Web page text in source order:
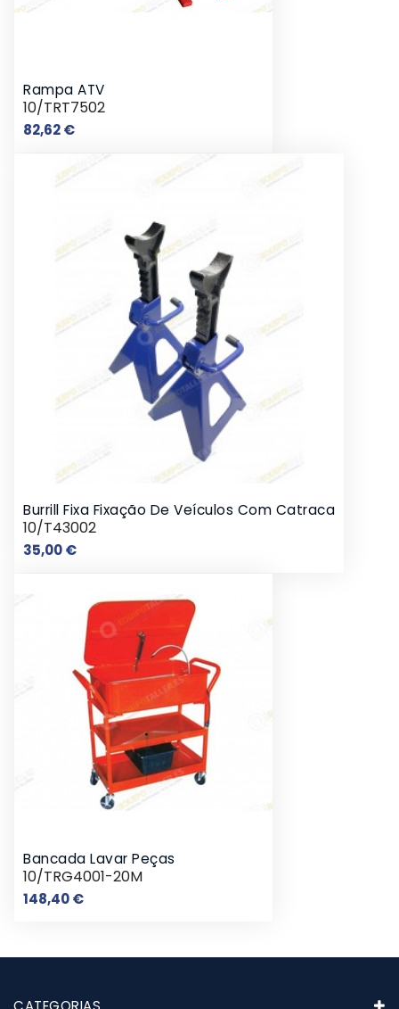
Rampa ATV
10/TRT7502
82,62 €Preço
Burrill Fixa Fixação De Veículos Com Catraca
10/T43002
35,00 €Preço
Bancada Lavar Peças
10/TRG4001-20M
148,40 €Preço